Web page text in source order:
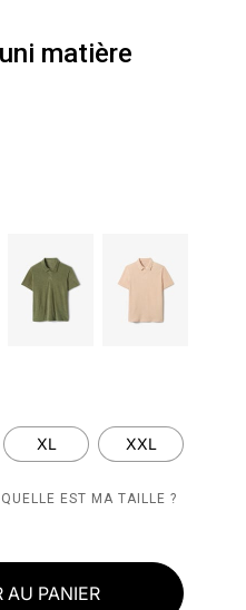
matière
XL XXL
QUELLE EST MA TAILLE ?
AU PANIER